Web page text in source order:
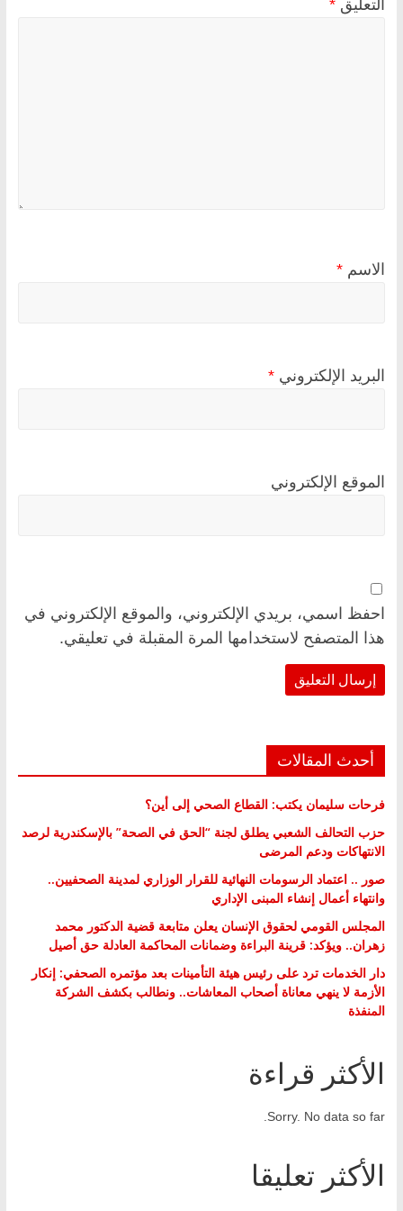
التعليق *
الاسم *
البريد الإلكتروني *
الموقع الإلكتروني
احفظ اسمي، بريدي الإلكتروني، والموقع الإلكتروني في
هذا المتصفح لاستخدامها المرة المقبلة في تعليقي.
أحدث المقالات
فرحات سليمان يكتب: القطاع الصحي إلى أين؟
حزب التحالف الشعبي يطلق لجنة “الحق في الصحة” بالإسكندرية لرصد
الانتهاكات ودعم المرضى
صور .. اعتماد الرسومات النهائية للقرار الوزاري لمدينة الصحفيين..
وانتهاء أعمال إنشاء المبنى الإداري
المجلس القومي لحقوق الإنسان يعلن متابعة قضية الدكتور محمد
زهران.. ويؤكد: قرينة البراءة وضمانات المحاكمة العادلة حق أصيل
دار الخدمات ترد على رئيس هيئة التأمينات بعد مؤتمره الصحفي: إنكار
الأزمة لا ينهي معاناة أصحاب المعاشات.. ونطالب بكشف الشركة
المنفذة
الأكثر قراءة
Sorry. No data so far.
الأكثر تعليقا